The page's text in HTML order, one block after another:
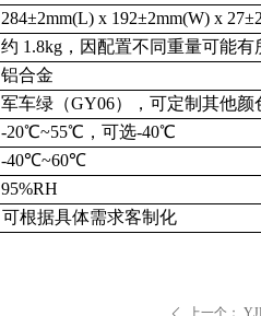
上一个：
284±2mm(L) x 192±2mm(W) x
约 1.8kg，因配置不同重量可能有
铝合金
军车绿（GY06），可定制其他颜
-20℃~55℃，可选-40℃
-40℃~60℃
95%RH
可根据具体需求客制化